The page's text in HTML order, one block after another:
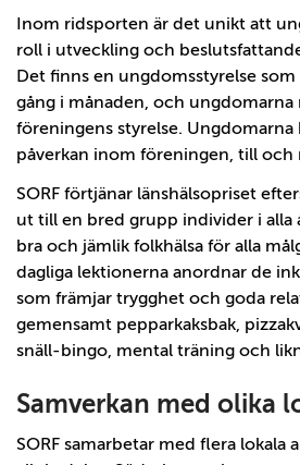
Inom ridsporten är det unikt att
roll i utveckling och
Det finns en ungdomsstyrelse
gång i månaden, och ungdomarna
föreningens styrelse.
påverkan inom föreningen, till och
SORF förtjänar länshälsopriset
ut till en bred grupp individer i alla
bra och jämlik folkhälsa för alla
dagliga lektionerna anordnar de
som främjar trygghet och goda
gemensamt pepparkaksbak,
snäll-bingo, mental träning och
Samverkan med olika
SORF samarbetar med flera lokala